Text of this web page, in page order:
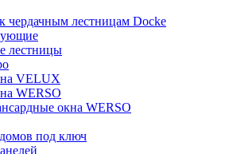
чердачным лестницам Docke
лестницы
VELUX
WERSO
окна WERSO
под ключ